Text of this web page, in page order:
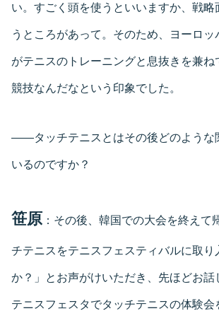
い。すごく頭を使うといいますか、戦略
うところがあって。そのため、ヨーロ
がテニスのトレーニングと息抜きを兼ね
競技なんだなという印象でした。
――タッチテニスとはその後どのような
いるのですか？
笹原 ：その後、韓国での大会を終えて
チテニスをテニスフェスティバルに取り
か？」とお声がけいただき、先ほどお話
テニスフェスタでタッチテニスの体験会